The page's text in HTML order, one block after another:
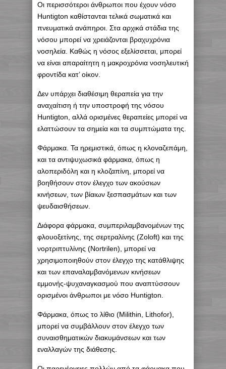
Οι περισσότεροι άνθρωποι που έχουν νόσο
Huntigton καθίστανται τελικά σωματικά και
πνευματικά ανάπηροι. Στα αρχικά στάδια της
νόσου μπορεί να χρειάζονται βραχυχρόνια
νοσηλεία. Καθώς η νόσος εξελίσσεται, μπορεί
να είναι απαραίτητη η μακροχρόνια νοσηλευτική
φροντίδα κατ’ οίκον.
Δεν υπάρχει διαθέσιμη θεραπεία για την
αναχαίτιση ή την υποστροφή της νόσου
Huntigton, αλλά ορισμένες θεραπείες μπορεί να
ελαττώσουν τα σημεία και τα συμπτώματα της.
Φάρμακα. Τα ηρεμιστικά, όπως η κλοναζεπάμη,
και τα αντιψυχωσικά φάρμακα, όπως η
αλοπεριδόλη και η κλοζαπίνη, μπορεί να
βοηθήσουν στον έλεγχο των ακούσιων
κινήσεων, των βίαιων ξεσπασμάτων και των
ψευδαισθήσεων.
Διάφορα φάρμακα, συμπεριλαμβανομένων της
φλουοξετίνης, της σερτραλίνης (Zoloft) και της
νορτριπτυλίνης (Nortrilen), μπορεί να
χρησιμοποιηθούν στον έλεγχο της κατάθλιψης
και των επαναλαμβανόμενων κινήσεων
εμμονής-ψυχαναγκασμού που αναπτύσσουν
ορισμένοι άνθρωποι με νόσο Huntigton.
Φάρμακα, όπως το λίθιο (Milithin, Lithofor),
μπορεί να συμβάλλουν στον έλεγχο των
συναισθηματικών διακυμάνσεων και των
εναλλαγών της διάθεσης.